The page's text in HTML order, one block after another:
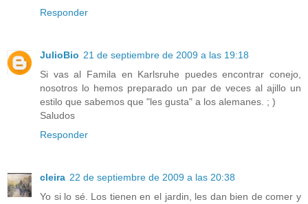
Responder
JulioBio 21 de septiembre de 2009 a las 19:18
Si vas al Famila en Karlsruhe puedes encontrar conejo,
nosotros lo hemos preparado un par de veces al ajillo un
estilo que sabemos que "les gusta" a los alemanes. ; )
Saludos
Responder
cleira 22 de septiembre de 2009 a las 20:38
Yo si lo sé. Los tienen en el jardin, les dan bien de comer y